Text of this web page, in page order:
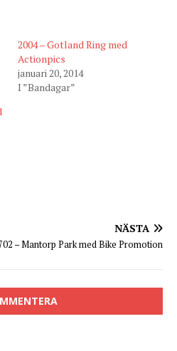
2004 – Gotland Ring med
Actionpics
januari 20, 2014
I ”Bandagar”
NÄSTA
– Mantorp Park med Bike Promotion